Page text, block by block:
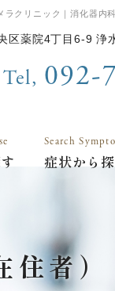
クリニック｜消化器内
区薬院4丁目6-9 浄
Tel, 092-
Search
症状から
者）